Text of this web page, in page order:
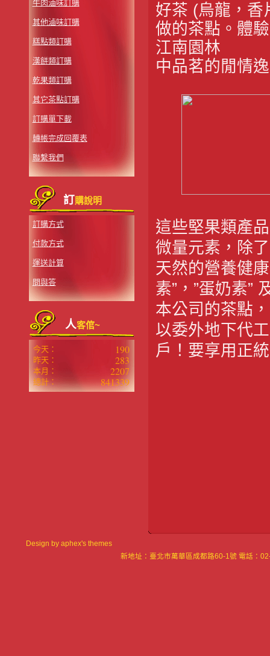
牛肉滷味訂購
其他滷味訂購
糕點類訂購
漢餅類訂購
乾果類訂購
其它茶點訂購
訂購單下載
轉帳完成回覆表
聯繫我們
訂購說明
訂購方式
付款方式
運送計算
問與答
人客倌~
今天： 190
昨天： 283
本月： 2207
總計： 841339
好茶 (烏龍，香
做的茶點。體
江南園林
中品茗的閒情
這些堅果類產
微量元素，除
天然的營養健
素”，”蛋奶素”
本公司的茶點
以委外地下代
戶！要享用正
Design by aphex's themes
新地址：臺北市萬華區成都路60-1號 電話：